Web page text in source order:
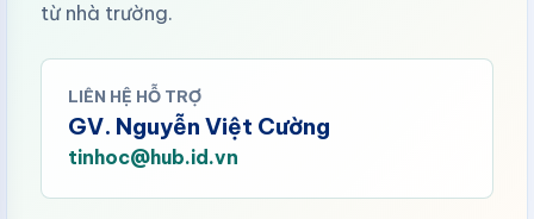
từ nhà trường.
LIÊN HỆ HỖ TRỢ
GV. Nguyễn Việt Cường
tinhoc@hub.id.vn